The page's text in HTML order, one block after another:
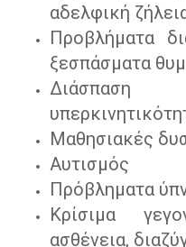
αδελφική
Προβλήματα
ξεσπάσματα
Διάσπαση
Μαθησιακές
Αυτισμός
Πρόβληματα
Κρίσιμα
ασθένεια,